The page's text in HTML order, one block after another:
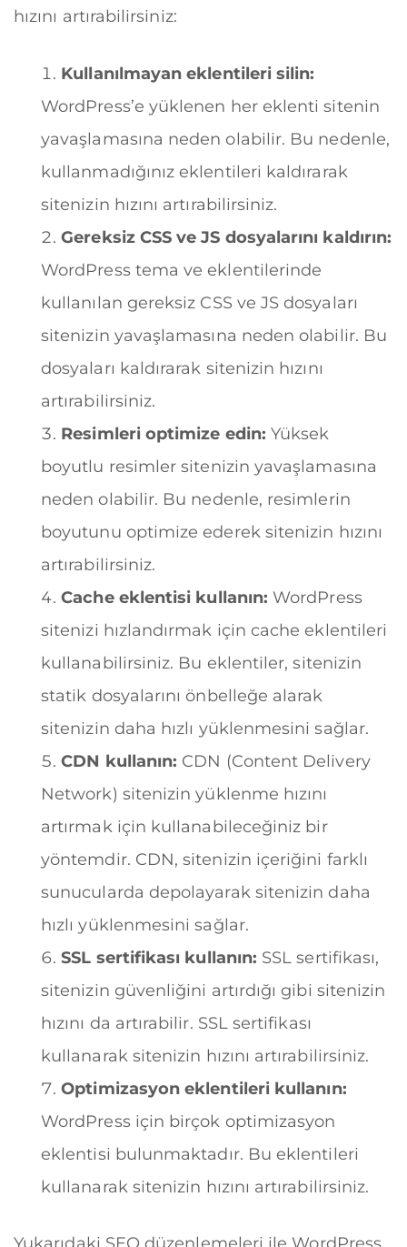
hızını artırabilirsiniz:
Kullanılmayan eklentileri silin:
WordPress’e yüklenen her eklenti sitenin
yavaşlamasına neden olabilir. Bu nedenle,
kullanmadığınız eklentileri kaldırarak
sitenizin hızını artırabilirsiniz.
Gereksiz CSS ve JS dosyalarını kaldırın:
WordPress tema ve eklentilerinde
kullanılan gereksiz CSS ve JS dosyaları
sitenizin yavaşlamasına neden olabilir. Bu
dosyaları kaldırarak sitenizin hızını
artırabilirsiniz.
Resimleri optimize edin: Yüksek
boyutlu resimler sitenizin yavaşlamasına
neden olabilir. Bu nedenle, resimlerin
boyutunu optimize ederek sitenizin hızını
artırabilirsiniz.
Cache eklentisi kullanın: WordPress
sitenizi hızlandırmak için cache eklentileri
kullanabilirsiniz. Bu eklentiler, sitenizin
statik dosyalarını önbelleğe alarak
sitenizin daha hızlı yüklenmesini sağlar.
CDN kullanın: CDN (Content Delivery
Network) sitenizin yüklenme hızını
artırmak için kullanabileceğiniz bir
yöntemdir. CDN, sitenizin içeriğini farklı
sunucularda depolayarak sitenizin daha
hızlı yüklenmesini sağlar.
SSL sertifikası kullanın: SSL sertifikası,
sitenizin güvenliğini artırdığı gibi sitenizin
hızını da artırabilir. SSL sertifikası
kullanarak sitenizin hızını artırabilirsiniz.
Optimizasyon eklentileri kullanın:
WordPress için birçok optimizasyon
eklentisi bulunmaktadır. Bu eklentileri
kullanarak sitenizin hızını artırabilirsiniz.